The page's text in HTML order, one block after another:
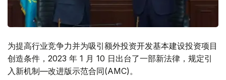
为提高行业竞争力并为吸引额外投资开发基本建设投资项目
创造条件，2023 年 1 月 10 日出台了一部新法律，规定引
入新机制—改进版示范合同(AMC)。